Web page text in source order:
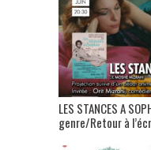
LES STANCES A
genre/Retour à